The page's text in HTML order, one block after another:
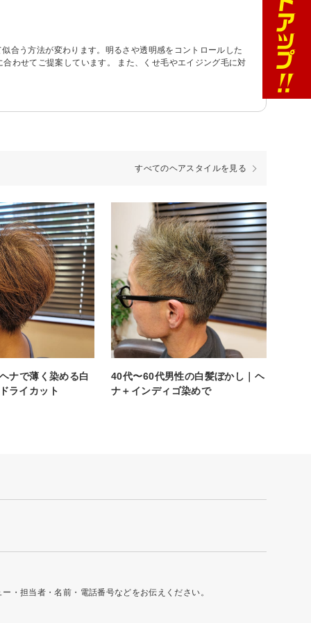
合う方法が変わります。明るさや透明感をコントロールした
わせてご提案しています。 また、くせ毛やエイジング毛に対
すべてのヘアスタイルを見る
ナで薄く染める白
ライカット
40代〜60代男性の白髪ぼかし｜ヘ
ナ＋インディゴ染めで
・担当者・名前・電話番号などをお伝えください。